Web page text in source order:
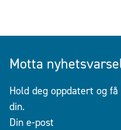
Motta
Hold deg oppdatert og
din.
Din e-post